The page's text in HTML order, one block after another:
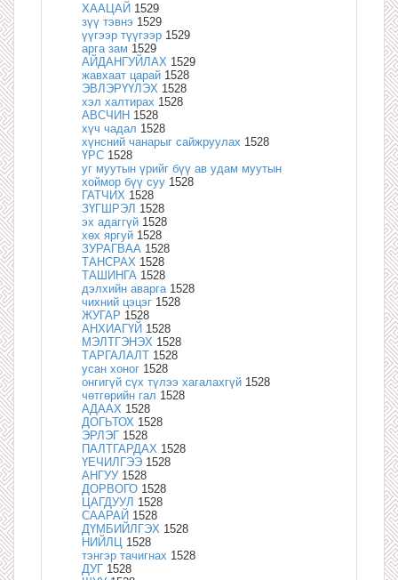
ХААЦАЙ 1529
зүү тэвнэ 1529
үүгээр түүгээр 1529
арга зам 1529
АЙДАНГУЙЛАХ 1529
жавхаат царай 1528
ЭВЛЭРҮҮЛЭХ 1528
хэл халтирах 1528
АВСЧИН 1528
хүч чадал 1528
хүнсний чанарыг сайжруулах 1528
ҮРС 1528
уг муутын үрийг бүү ав удам муутын
хоймор бүү суу 1528
ГАТЧИХ 1528
ЗҮГШРЭЛ 1528
эх адаггүй 1528
хөх яргуй 1528
ЗУРАГВАА 1528
ТАНСРАХ 1528
ТАШИНГА 1528
дэлхийн аварга 1528
чихний цэцэг 1528
ЖУГАР 1528
АНХИАГҮЙ 1528
МЭЛТГЭНЭХ 1528
ТАРГАЛАЛТ 1528
усан хоног 1528
онгигүй сүх түлээ хагалахгүй 1528
чөтгөрийн гал 1528
АДААХ 1528
ДОГЬТОХ 1528
ЭРЛЭГ 1528
ПАЛТГАРДАХ 1528
ҮЕЧИЛГЭЭ 1528
АНГУУ 1528
ДОРВОГО 1528
ЦАГДУУЛ 1528
СААРАЙ 1528
ДҮМБИЙЛГЭХ 1528
НИЙЛЦ 1528
тэнгэр тачигнах 1528
ДУГ 1528